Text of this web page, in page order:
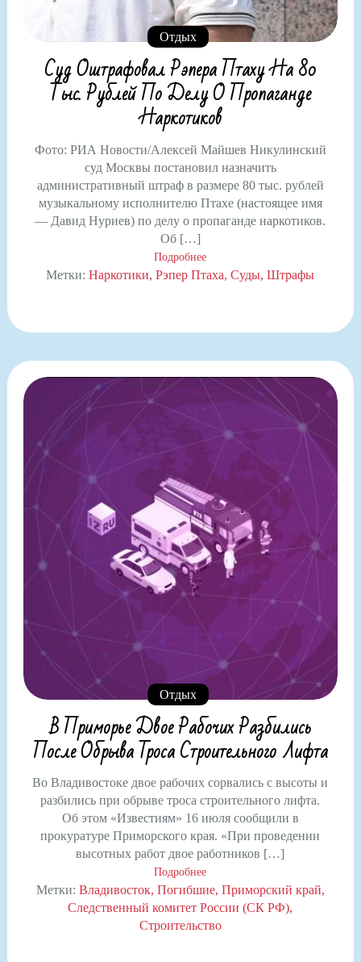
Отдых
Суд Оштрафовал Рэпера Птаху На 80
Тыс. Рублей По Делу О Пропаганде
Наркотиков
Фото: РИА Новости/Алексей Майшев Никулинский
суд Москвы постановил назначить
административный штраф в размере 80 тыс. рублей
музыкальному исполнителю Птахе (настоящее имя
— Давид Нуриев) по делу о пропаганде наркотиков.
Об […]
Подробнее
Метки:Наркотики Рэпер Птаха Суды Штрафы
Отдых
В Приморье Двое Рабочих Разбились
После Обрыва Троса Строительного Лифта
Во Владивостоке двое рабочих сорвались с высоты и
разбились при обрыве троса строительного лифта.
Об этом «Известиям» 16 июля сообщили в
прокуратуре Приморского края. «При проведении
высотных работ двое работников […]
Подробнее
Метки: Владивосток Погибшие Приморский край
Следственный комитет России (СК РФ)
Строительство